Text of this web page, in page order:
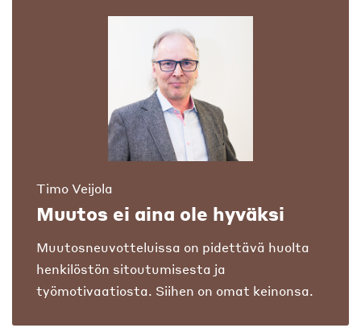
Timo Veijola
Muutos ei aina ole hyväksi
Muutosneuvotteluissa on pidettävä huolta
henkilöstön sitoutumisesta ja
työmotivaatiosta. Siihen on omat keinonsa.